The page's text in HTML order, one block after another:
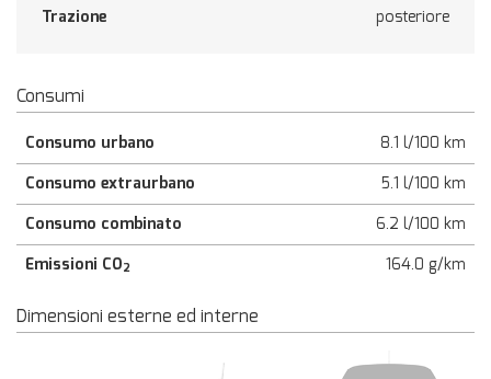
Trazione
posteriore
Consumi
Consumo urbano
8.1 l/100 km
Consumo extraurbano
5.1 l/100 km
Consumo combinato
6.2 l/100 km
Emissioni CO2 164.0 g/km
Dimensioni esterne ed interne